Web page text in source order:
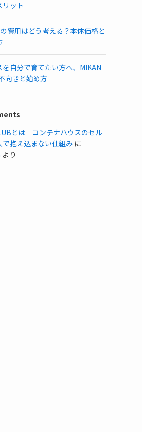
リット
費用はどう考える？本体価格と
を自分で育てたい方へ、MIKAN
向きと始め方
とは｜コンテナハウスのセル
で抱え込まない仕組み に
より